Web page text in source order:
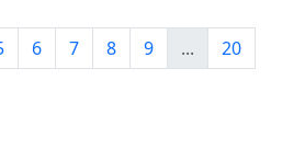
6 7 8 9 ...
20